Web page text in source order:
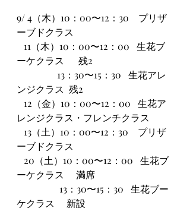
9/ 4（木）10：00〜12：30　プリザ
ーブドクラス
11（木）10：00〜12：00   生花ブ
ーケクラス      残2
13：30〜15：30   生花アレ
ンジクラス  残2
12（金）10：00〜12：00   生花ア
レンジクラス・フレンチクラス
13（土）10：00〜12：30　プリザ
ーブドクラス
20（土）10：00〜12：00   生花ブ
ーケクラス　 満席
13：30〜15：30   生花ブー
ケクラス　 新設